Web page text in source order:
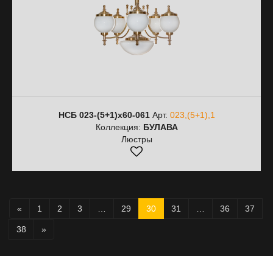
НСБ 023-(5+1)х60-061Арт. 023,(5+1),1
Коллекция: БУЛАВА
Люстры
« 1 2 3 29 30 31 36 37
38 »